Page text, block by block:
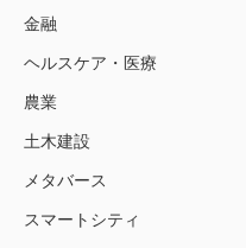
金融
ヘルスケア・医療
農業
土木建設
メタバース
スマートシティ